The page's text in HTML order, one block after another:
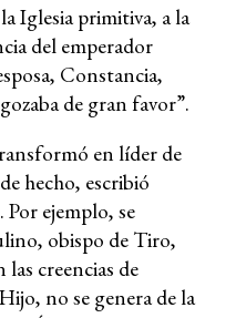
Iglesia primitiva, a la
del emperador
Constancia,
de gran favor”.
en líder de
hecho, escribió
ejemplo, se
obispo de Tiro,
las creencias de
no se genera de la